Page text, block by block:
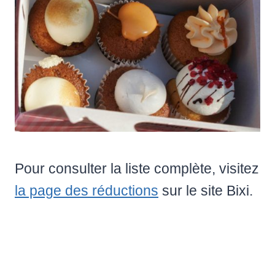
Pour consulter la liste complète, visitez
la page des réductions sur le site Bixi.